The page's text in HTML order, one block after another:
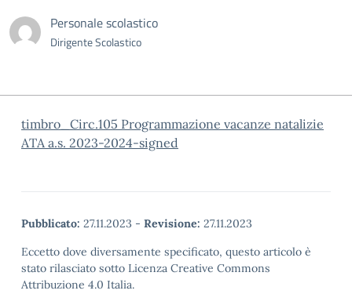
Personale scolastico
Dirigente Scolastico
timbro_Circ.105 Programmazione vacanze natalizie
ATA a.s. 2023-2024-signed
Pubblicato: 27.11.2023 - Revisione: 27.11.2023
Eccetto dove diversamente specificato, questo articolo è
stato rilasciato sotto Licenza Creative Commons
Attribuzione 4.0 Italia.